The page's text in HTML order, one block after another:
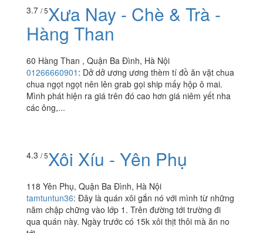
3.7 / 5Xưa Nay - Chè & Trà -
Hàng Than
60 Hàng Than , Quận Ba Đình, Hà Nội
01266660901 : Dở dở ương ương thèm tí đồ ăn vặt chua
chua ngọt ngọt nên lên grab gọi ship mấy hộp ô mai.
Mình phát hiện ra giá trên đó cao hơn giá niêm yết nha
các ông,...
4.3/ 5Xôi Xíu - Yên Phụ